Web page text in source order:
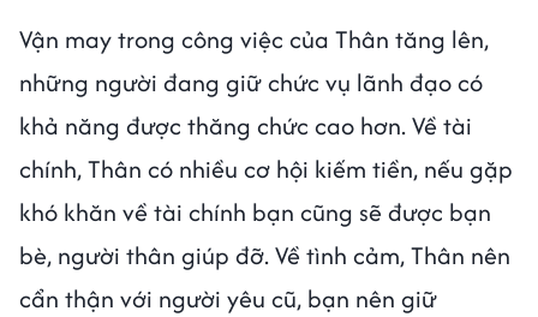
Vận may trong công việc của Thân tăng lên,
những người đang giữ chức vụ lãnh đạo có
khả năng được thăng chức cao hơn. Về tài
chính, Thân có nhiều cơ hội kiếm tiền, nếu gặp
khó khăn về tài chính bạn cũng sẽ được bạn
bè, người thân giúp đỡ. Về tình cảm, Thân nên
cẩn thận với người yêu cũ, bạn nên giữ